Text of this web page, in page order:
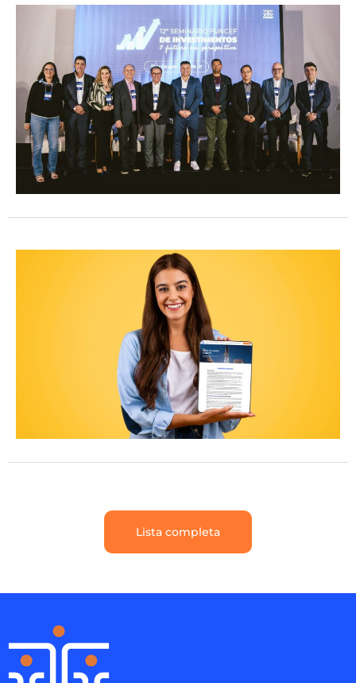
Lista completa